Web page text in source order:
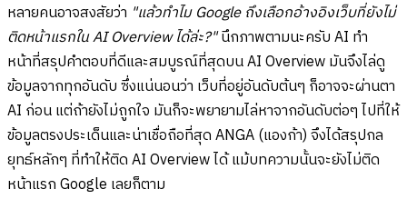
หลายคนอาจสงสัยว่า "แล้วทำไม Google ถึงเลือกอ้างอิงเว็บที่ยังไม่
ติดหน้าแรกใน AI Overview ได้ล่ะ?"นึกภาพตามนะครับ AI ทำ
หน้าที่สรุปคำตอบที่ดีและสมบูรณ์ที่สุดบน AI Overview มันจึงไล่ดู
ข้อมูลจากทุกอันดับ ซึ่งแน่นอนว่า เว็บที่อยู่อันดับต้นๆ ก็อาจจะผ่านตา
AI ก่อน แต่ถ้ายังไม่ถูกใจ มันก็จะพยายามไล่หาจากอันดับต่อๆ ไปที่ให้
ข้อมูลตรงประเด็นและน่าเชื่อถือที่สุด ANGA (แองก้า) จึงได้สรุปกล
ยุทธ์หลักๆ ที่ทำให้ติด AI Overview ได้ แม้บทความนั้นจะยังไม่ติด
หน้าแรก Google เลยก็ตาม